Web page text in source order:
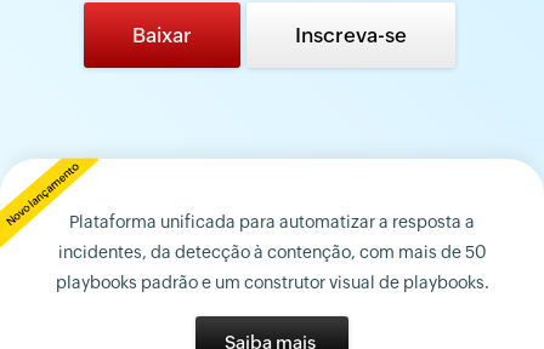
Baixar Inscreva-se
Plataforma unificada para automatizar a resposta a
incidentes, da detecção à contenção, com mais de 50
playbooks padrão e um construtor visual de playbooks.
Saiba mais